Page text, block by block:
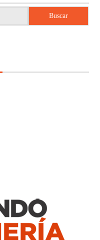
Buscar